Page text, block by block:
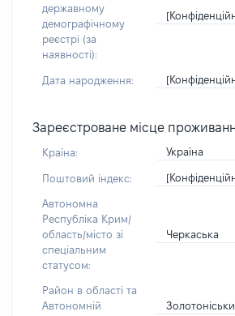
державному
демографічному
реєстрі (за
наявності):
Дата народження:
Зареєстроване місце
Країна: Україна
Поштовий індекс:
Автономна
Республіка Крим/
область/місто зі
спеціальним
статусом:
Черкаська
Район в області та
Автономній